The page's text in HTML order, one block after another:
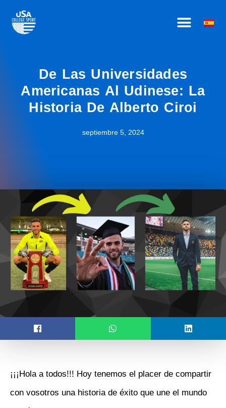
contenido
De Las Universidades
Americanas Al Udinese: La
Historia De Alberto Ciroi
septiembre 5, 2024
¡¡¡Hola a todos!!! Hoy tenemos el placer de compartir
con vosotros una historia de éxito que une el mundo